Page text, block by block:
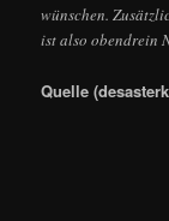
wünschen.
ist also obendrein
Quelle